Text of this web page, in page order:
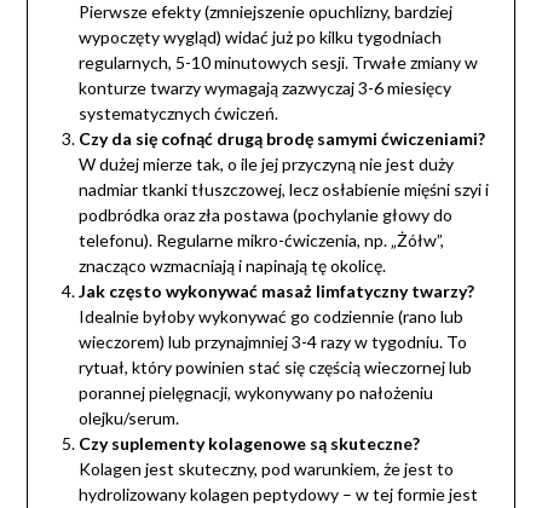
Pierwsze efekty (zmniejszenie opuchlizny, bardziej
wypoczęty wygląd) widać już po kilku tygodniach
regularnych, 5-10 minutowych sesji. Trwałe zmiany w
konturze twarzy wymagają zazwyczaj 3-6 miesięcy
systematycznych ćwiczeń.
Czy da się cofnąć drugą brodę samymi ćwiczeniami?
W dużej mierze tak, o ile jej przyczyną nie jest duży
nadmiar tkanki tłuszczowej, lecz osłabienie mięśni szyi i
podbródka oraz zła postawa (pochylanie głowy do
telefonu). Regularne mikro-ćwiczenia, np. „Żółw”,
znacząco wzmacniają i napinają tę okolicę.
Jak często wykonywać masaż limfatyczny twarzy?
Idealnie byłoby wykonywać go codziennie (rano lub
wieczorem) lub przynajmniej 3-4 razy w tygodniu. To
rytuał, który powinien stać się częścią wieczornej lub
porannej pielęgnacji, wykonywany po nałożeniu
olejku/serum.
Czy suplementy kolagenowe są skuteczne?
Kolagen jest skuteczny, pod warunkiem, że jest to
hydrolizowany kolagen peptydowy – w tej formie jest